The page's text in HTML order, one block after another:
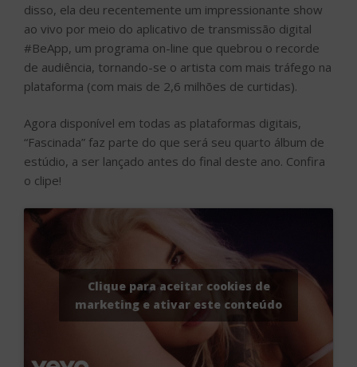
disso, ela deu recentemente um impressionante show
ao vivo por meio do aplicativo de transmissão digital
#BeApp, um programa on-line que quebrou o recorde
de audiência, tornando-se o artista com mais tráfego na
plataforma (com mais de 2,6 milhões de curtidas).
Agora disponível em todas as plataformas digitais,
“Fascinada” faz parte do que será seu quarto álbum de
estúdio, a ser lançado antes do final deste ano. Confira
o clipe!
Clique para aceitar cookies de
marketing e ativar este conteúdo